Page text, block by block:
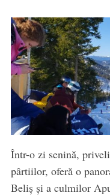
Într-o zi senină,
pârtiilor, oferă o
Beliș și a culmilor